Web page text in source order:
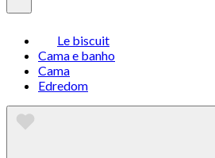
Le biscuit
Cama e banho
Cama
Edredom